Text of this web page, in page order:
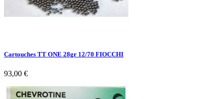
Cartouches TT ONE 28gr 12/70 FIOCCHI
93,00 €